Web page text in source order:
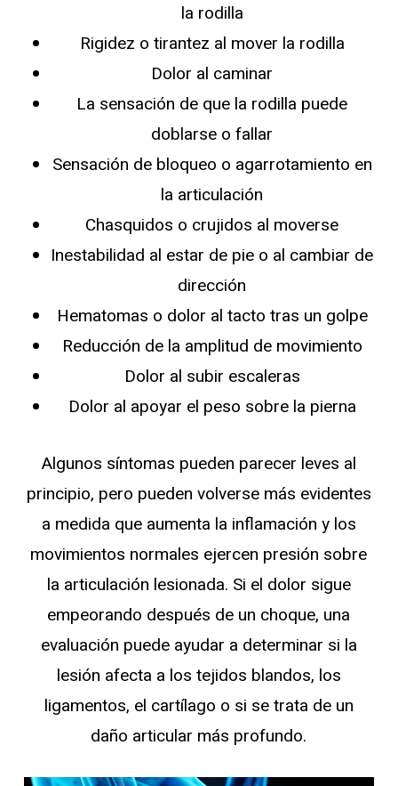
la rodilla
Rigidez o tirantez al mover la rodilla
Dolor al caminar
La sensación de que la rodilla puede
doblarse o fallar
Sensación de bloqueo o agarrotamiento en
la articulación
Chasquidos o crujidos al moverse
Inestabilidad al estar de pie o al cambiar de
dirección
Hematomas o dolor al tacto tras un golpe
Reducción de la amplitud de movimiento
Dolor al subir escaleras
Dolor al apoyar el peso sobre la pierna
Algunos síntomas pueden parecer leves al
principio, pero pueden volverse más evidentes
a medida que aumenta la inflamación y los
movimientos normales ejercen presión sobre
la articulación lesionada. Si el dolor sigue
empeorando después de un choque, una
evaluación puede ayudar a determinar si la
lesión afecta a los tejidos blandos, los
ligamentos, el cartílago o si se trata de un
daño articular más profundo.